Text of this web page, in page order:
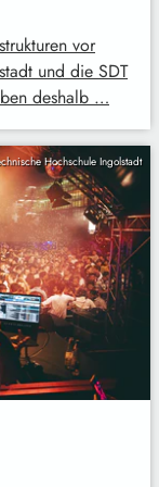
vor
und die SDT
deshalb …
Hochschule Ingolstadt